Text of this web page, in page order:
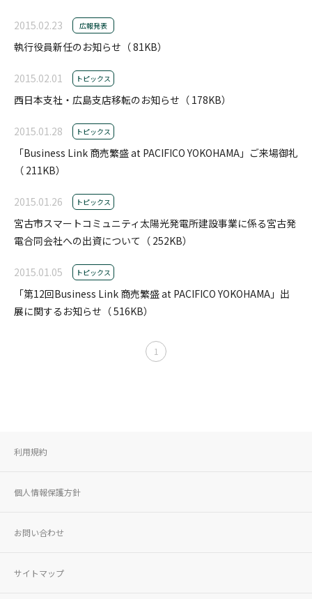
2015.02.23 広報発表
執行役員新任のお知らせ（ 81KB）
2015.02.01 トピックス
西日本支社・広島支店移転のお知らせ（ 178KB）
2015.01.28 トピックス
「Business Link 商売繁盛 at PACIFICO YOKOHAMA」ご来場御礼
（ 211KB）
2015.01.26 トピックス
宮古市スマートコミュニティ太陽光発電所建設事業に係る宮古発
電合同会社への出資について（ 252KB）
2015.01.05 トピックス
「第12回Business Link 商売繁盛 at PACIFICO YOKOHAMA」出
展に関するお知らせ（ 516KB）
1
利用規約
個人情報保護方針
お問い合わせ
サイトマップ